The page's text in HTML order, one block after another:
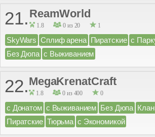
21. ReamWorld
1.8 0 из 20 1
SkyWars Сплиф арена Пиратские с
Без Дюпа с Выживанием
22.MegaKrenatCraft
1.8 0 из 400 0
с Донатом с Выживанием Без Дюпа
Пиратские Тюрьма с Экономикой